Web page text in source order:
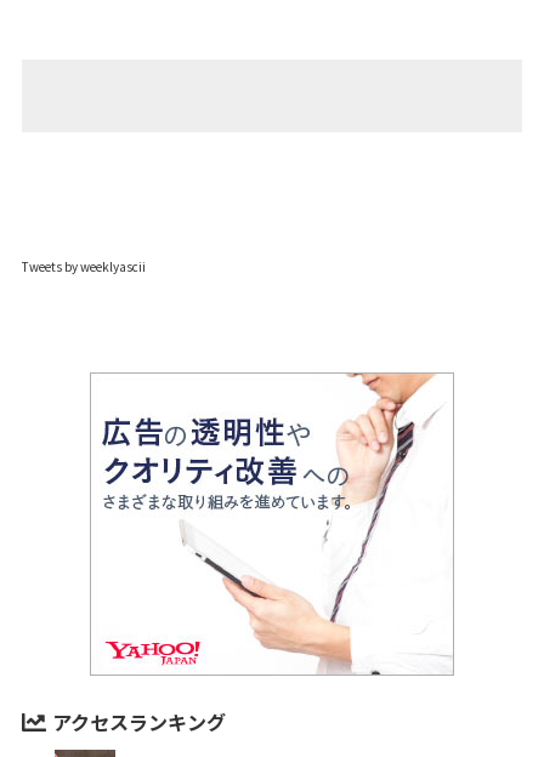
Tweets by weeklyascii
アクセスランキング